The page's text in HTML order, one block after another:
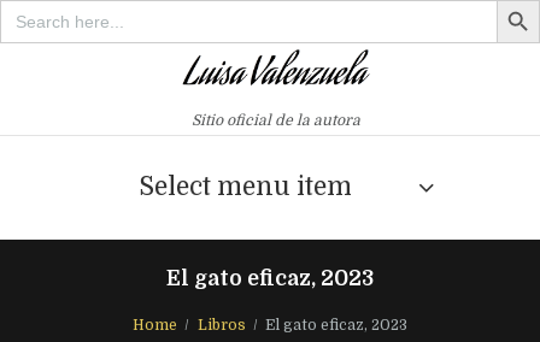
Search
for:
Sitio oficial de la autora
Select menu item
El gato eficaz, 2023
Home Libros El gato eficaz, 2023